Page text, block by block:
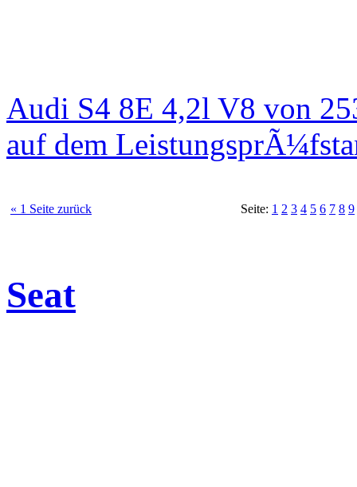
Audi S4 8E 4,2l V8 von
auf dem
« 1 Seite zurück Seite: 1 2 3 4 5 6 7 8 9
Seat